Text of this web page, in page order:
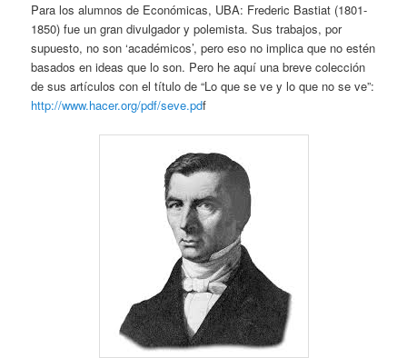
Para los alumnos de Económicas, UBA: Frederic Bastiat (1801-
1850) fue un gran divulgador y polemista. Sus trabajos, por
supuesto, no son ‘académicos’, pero eso no implica que no estén
basados en ideas que lo son. Pero he aquí una breve colección
de sus artículos con el título de “Lo que se ve y lo que no se ve”:
http://www.hacer.org/pdf/seve.pdf